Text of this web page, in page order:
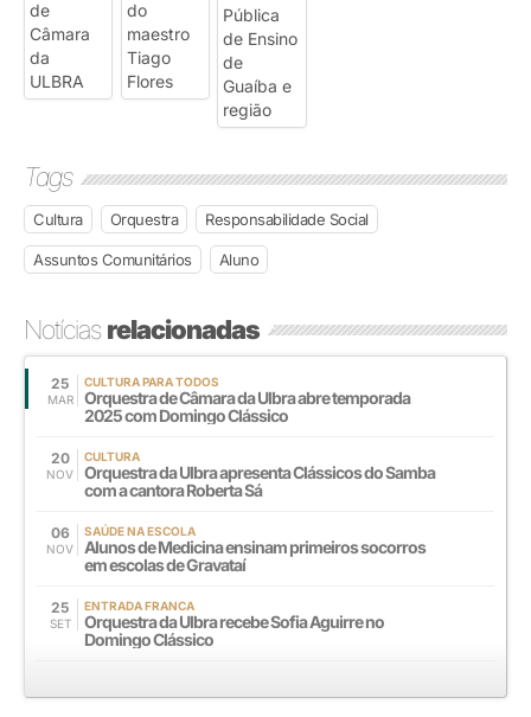
Tags
Cultura Orquestra Responsabilidade Social
Assuntos Comunitários Aluno
Notíciasrelacionadas
25
MAR
CULTURA PARA TODOS
Orquestra de Câmara da Ulbra abre temporada
2025 com Domingo Clássico
20
NOV
CULTURA
Orquestra da Ulbra apresenta Clássicos do Samba
com a cantora Roberta Sá
06
NOV
SAÚDE NA ESCOLA
Alunos de Medicina ensinam primeiros socorros
em escolas de Gravataí
25
SET
ENTRADA FRANCA
Orquestra da Ulbra recebe Sofia Aguirre no
Domingo Clássico